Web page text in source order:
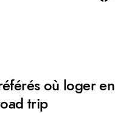
où loger en
trip